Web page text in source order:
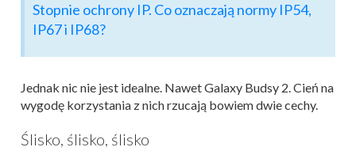
Stopnie ochrony IP. Co oznaczają normy IP54,
IP67 i IP68?
Jednak nic nie jest idealne. Nawet Galaxy Budsy 2. Cień na
wygodę korzystania z nich rzucają bowiem dwie cechy.
Ślisko, ślisko, ślisko